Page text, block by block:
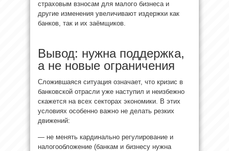
страховым взносам для малого бизнеса и
другие изменения увеличивают издержки как
банков, так и их заёмщиков.
Вывод: нужна поддержка,
а не новые ограничения
Сложившаяся ситуация означает, что кризис в
банковской отрасли уже наступил и неизбежно
скажется на всех секторах экономики. В этих
условиях особенно важно не делать резких
движений:
— не менять кардинально регулирование и
налогообложение (банкам и бизнесу нужна